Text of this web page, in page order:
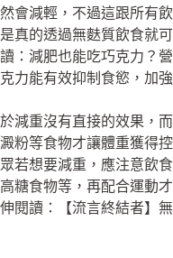
會減輕，不過這跟所有
真的透過無麩質飲食就
：減肥也能吃巧克力？
力能有效抑制食慾，加強
減重沒有直接的效果，
粉等食物才讓體重獲得
若想要減重，應注意飲
糖食物等，再配合運動
閱讀：【流言終結者】